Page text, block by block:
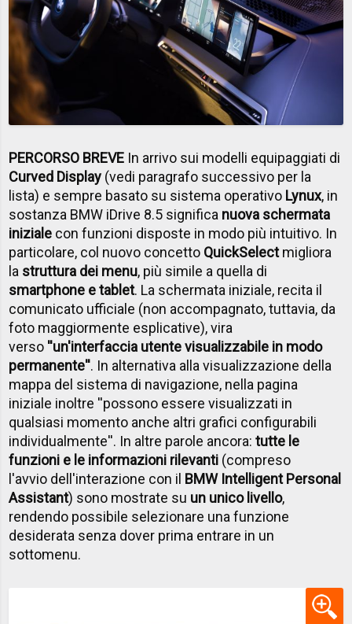
PERCORSO BREVE In arrivo sui modelli equipaggiati di
Curved Display (vedi paragrafo successivo per la
lista) e sempre basato su sistema operativo Lynux, in
sostanza BMW iDrive 8.5 significa nuova schermata
iniziale con funzioni disposte in modo più intuitivo. In
particolare, col nuovo concetto QuickSelectmigliora
la struttura dei menu, più simile a quella di
smartphone e tablet. La schermata iniziale, recita il
comunicato ufficiale (non accompagnato, tuttavia, da
foto maggiormente esplicative), vira
verso ''un'interfaccia utente visualizzabile in modo
permanente''. In alternativa alla visualizzazione della
mappa del sistema di navigazione, nella pagina
iniziale inoltre ''possono essere visualizzati in
qualsiasi momento anche altri grafici configurabili
individualmente''. In altre parole ancora:tutte le
funzioni e le informazioni rilevanti (compreso
l'avvio dell'interazione con il BMW Intelligent Personal
Assistant) sono mostrate su un unico livello,
rendendo possibile selezionare una funzione
desiderata senza dover prima entrare in un
sottomenu.